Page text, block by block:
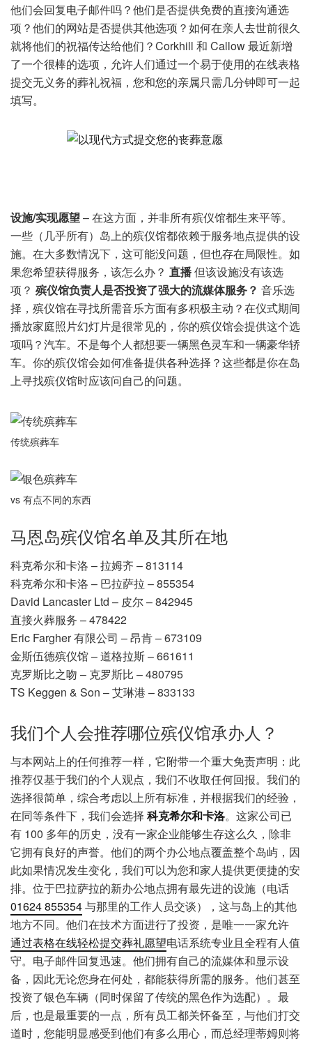
他们会回复电子邮件吗？他们是否提供免费的直接沟通选
项？他们的网站是否提供其他选项？如何在亲人去世前很久
就将他们的祝福传达给他们？Corkhill 和 Callow 最近新增
了一个很棒的选项，允许人们通过一个易于使用的在线表格
提交无义务的葬礼祝福，您和您的亲属只需几分钟即可一起
填写。
设施/实现愿望– 在这方面，并非所有殡仪馆都生来平等。
一些（几乎所有）岛上的殡仪馆都依赖于服务地点提供的设
施。在大多数情况下，这可能没问题，但也存在局限性。如
果您希望获得服务，该怎么办？ 直播但该设施没有该选
项？ 殡仪馆负责人是否投资了强大的流媒体服务？ 音乐选
择，殡仪馆在寻找所需音乐方面有多积极主动？在仪式期间
播放家庭照片幻灯片是很常见的，你的殡仪馆会提供这个选
项吗？汽车。不是每个人都想要一辆黑色灵车和一辆豪华轿
车。你的殡仪馆会如何准备提供各种选择？这些都是你在岛
上寻找殡仪馆时应该问自己的问题。
传统殡葬车
vs 有点不同的东西
马恩岛殡仪馆名单及其所在地
科克希尔和卡洛 – 拉姆齐 – 813114
科克希尔和卡洛 – 巴拉萨拉 – 855354
David Lancaster Ltd – 皮尔 – 842945
直接火葬服务 – 478422
Eric Fargher 有限公司 – 昂肯 – 673109
金斯伍德殡仪馆 – 道格拉斯 – 661611
克罗斯比之吻 – 克罗斯比 – 480795
TS Keggen & Son – 艾琳港 – 833133
我们个人会推荐哪位殡仪馆承办人？
与本网站上的任何推荐一样，它附带一个重大免责声明：此
推荐仅基于我们的个人观点，我们不收取任何回报。我们的
选择很简单，综合考虑以上所有标准，并根据我们的经验，
在同等条件下，我们会选择 科克希尔和卡洛。这家公司已
有 100 多年的历史，没有一家企业能够生存这么久，除非
它拥有良好的声誉。他们的两个办公地点覆盖整个岛屿，因
此如果情况发生变化，我们可以为您和家人提供更便捷的安
排。位于巴拉萨拉的新办公地点拥有最先进的设施（电话
01624 855354与那里的工作人员交谈），这与岛上的其他
地方不同。他们在技术方面进行了投资，是唯一一家允许
通过表格在线轻松提交葬礼愿望电话系统专业且全程有人值
守。电子邮件回复迅速。他们拥有自己的流媒体和显示设
备，因此无论您身在何处，都能获得所需的服务。他们甚至
投资了银色车辆（同时保留了传统的黑色作为选配）。最
后，也是最重要的一点，所有员工都关怀备至，与他们打交
道时，您能明显感受到他们有多么用心，而总经理蒂姆则将